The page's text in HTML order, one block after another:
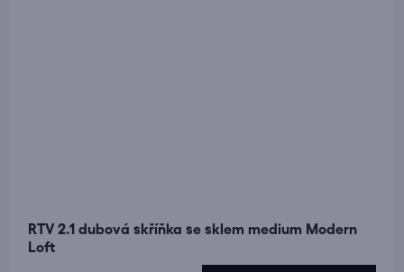
RTV 2.1 dubová skříňka se sklem medium Modern
Loft